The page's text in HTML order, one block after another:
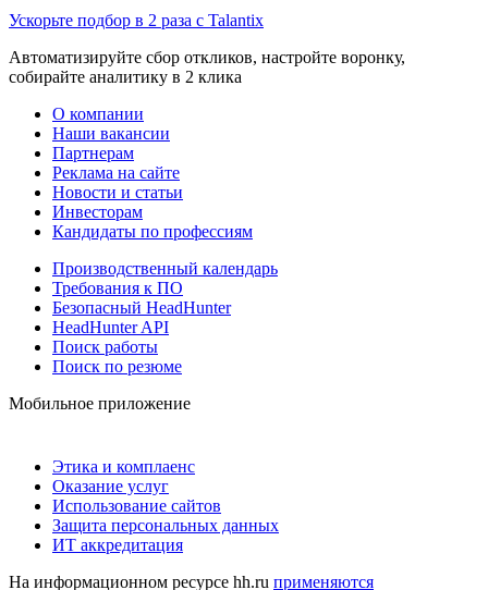
Ускорьте подбор в 2 раза с Talantix
Автоматизируйте сбор откликов, настройте воронку,
собирайте аналитику в 2 клика
О компании
Наши вакансии
Партнерам
Реклама на сайте
Новости и статьи
Инвесторам
Кандидаты по профессиям
Производственный календарь
Требования к ПО
Безопасный HeadHunter
HeadHunter API
Поиск работы
Поиск по резюме
Мобильное приложение
Этика и комплаенс
Оказание услуг
Использование сайтов
Защита персональных данных
ИТ аккредитация
На информационном ресурсе hh.ru применяются